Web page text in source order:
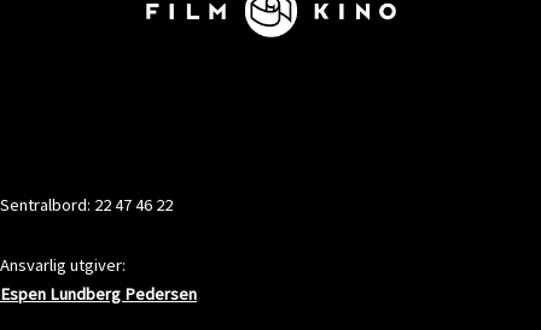
Sentralbord: 22 47 46 22
Ansvarlig utgiver:
Espen Lundberg Pedersen